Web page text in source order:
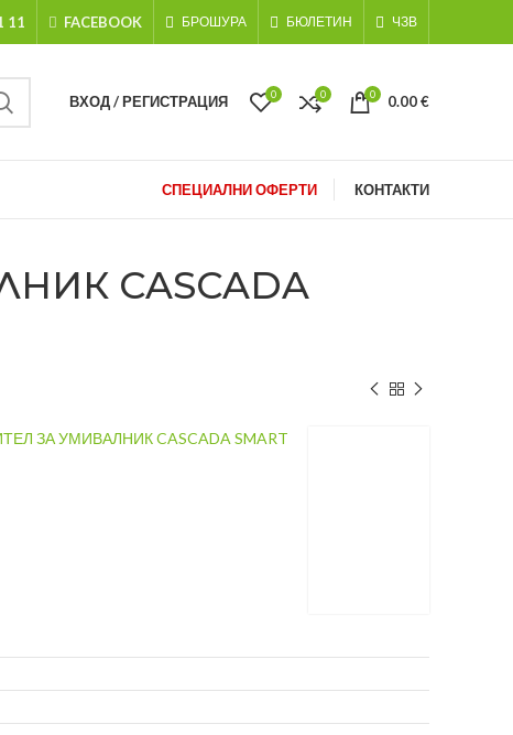
11 FACEBOOK БРОШУРА БЮЛЕТИН ЧЗВ
ВХОД / РЕГИСТРАЦИЯ 0 0 0 0.00€
СПЕЦИАЛНИ ОФЕРТИ КОНТАКТИ
CASCADA
ЗА УМИВАЛНИК CASCADA SMART